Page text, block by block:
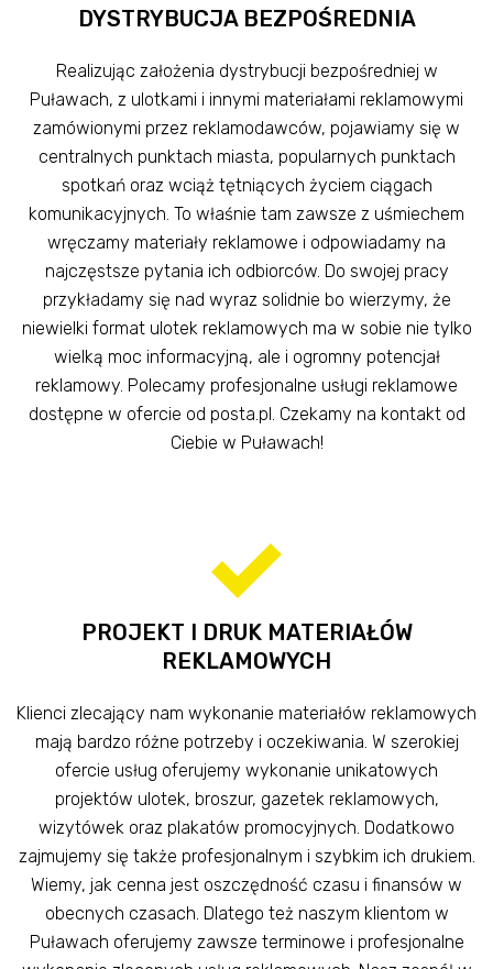
DYSTRYBUCJA BEZPOŚREDNIA
Realizując założenia dystrybucji bezpośredniej w
Puławach, z ulotkami i innymi materiałami reklamowymi
zamówionymi przez reklamodawców, pojawiamy się w
centralnych punktach miasta, popularnych punktach
spotkań oraz wciąż tętniących życiem ciągach
komunikacyjnych. To właśnie tam zawsze z uśmiechem
wręczamy materiały reklamowe i odpowiadamy na
najczęstsze pytania ich odbiorców. Do swojej pracy
przykładamy się nad wyraz solidnie bo wierzymy, że
niewielki format ulotek reklamowych ma w sobie nie tylko
wielką moc informacyjną, ale i ogromny potencjał
reklamowy. Polecamy profesjonalne usługi reklamowe
dostępne w ofercie od posta.pl. Czekamy na kontakt od
Ciebie w Puławach!
PROJEKT I DRUK MATERIAŁÓW
REKLAMOWYCH
Klienci zlecający nam wykonanie materiałów reklamowych
mają bardzo różne potrzeby i oczekiwania. W szerokiej
ofercie usług oferujemy wykonanie unikatowych
projektów ulotek, broszur, gazetek reklamowych,
wizytówek oraz plakatów promocyjnych. Dodatkowo
zajmujemy się także profesjonalnym i szybkim ich drukiem.
Wiemy, jak cenna jest oszczędność czasu i finansów w
obecnych czasach. Dlatego też naszym klientom w
Puławach oferujemy zawsze terminowe i profesjonalne